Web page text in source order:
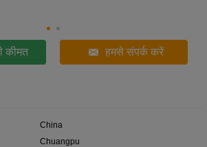
कीमत हमसे संपर्क करें
China
Chuangpu